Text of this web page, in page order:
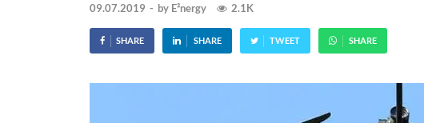
09.07.2019 - by E²nergy 2.1K
SHARE SHARE TWEET SHARE